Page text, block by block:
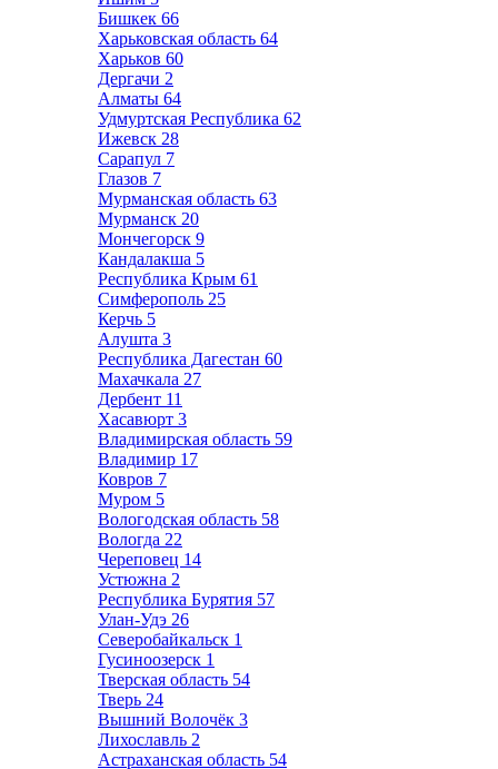
Бишкек 66
Харьковская область 64
Харьков 60
Дергачи 2
Алматы 64
Удмуртская Республика 62
Ижевск 28
Сарапул 7
Глазов 7
Мурманская область 63
Мурманск 20
Мончегорск 9
Кандалакша 5
Республика Крым 61
Симферополь 25
Керчь 5
Алушта 3
Республика Дагестан 60
Махачкала 27
Дербент 11
Хасавюрт 3
Владимирская область 59
Владимир 17
Ковров 7
Муром 5
Вологодская область 58
Вологда 22
Череповец 14
Устюжна 2
Республика Бурятия 57
Улан-Удэ 26
Северобайкальск 1
Гусиноозерск 1
Тверская область 54
Тверь 24
Вышний Волочёк 3
Лихославль 2
Астраханская область 54